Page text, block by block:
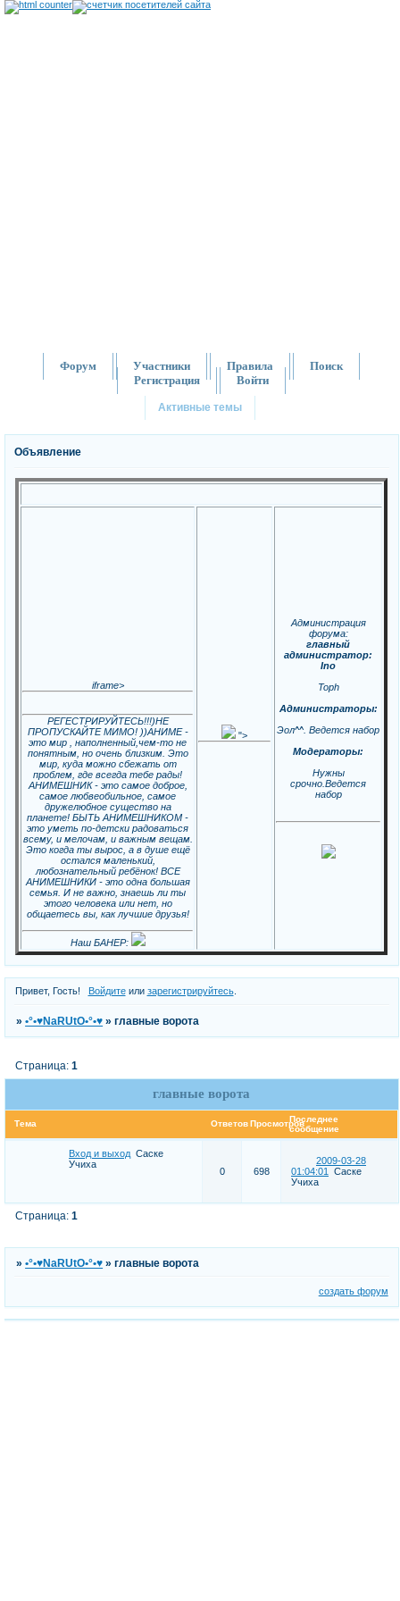
Форум Участники Правила
Поиск
Регистрация
Войти
Активные темы
Объявление
iframe>
РЕГЕСТРИРУЙТЕСЬ!!!)НЕ
ПРОПУСКАЙТЕ МИМО! ))АНИМЕ -
это мир , наполненный,чем-то не
понятным, но очень близким. Это
мир, куда можно сбежать от
проблем, где всегда тебе рады!
АНИМЕШНИК - это самое доброе,
самое любвеобильное, самое
дружелюбное существо на
планете! БЫТЬ АНИМЕШНИКОМ -
это уметь по-детски радоваться
всему, и мелочам, и важным вещам.
Это когда ты вырос, а в душе ещё
остался маленький,
любознательный ребёнок! ВСЕ
АНИМЕШНИКИ - это одна большая
семья. И не важно, знаешь ли ты
этого человека или нет, но
общаетесь вы, как лучшие друзья!
Наш БАНЕР:
">
Администрация
форума:
главный
администратор:
Ino
Toph
Администраторы:
Эол^^. Ведется набор
Модераторы:
Нужны
срочно.Ведется
набор
Привет, Гость! Войдитеили зарегистрируйтесь.
»•°•♥NaRUtO•°•♥ »главные ворота
главные ворота
Страница:1
Тема ОтветовПросмотровПоследнее
сообщение
Вход и выход Саске
Учиха
0 698
2009-03-28
01:04:01
Саске
Учиха
Страница:1
»•°•♥NaRUtO•°•♥ »главные ворота
создать форум